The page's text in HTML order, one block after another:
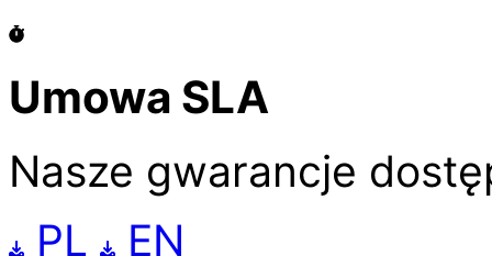
Umowa SLA
Nasze gwarancje
PL
EN